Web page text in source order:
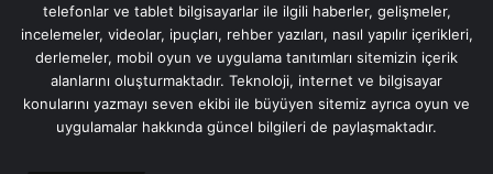
telefonlar ve tablet bilgisayarlar ile ilgili haberler, gelişmeler,
incelemeler, videolar, ipuçları, rehber yazıları, nasıl yapılır içerikleri,
derlemeler, mobil oyun ve uygulama tanıtımları sitemizin içerik
alanlarını oluşturmaktadır. Teknoloji, internet ve bilgisayar
konularını yazmayı seven ekibi ile büyüyen sitemiz ayrıca oyun ve
uygulamalar hakkında güncel bilgileri de paylaşmaktadır.